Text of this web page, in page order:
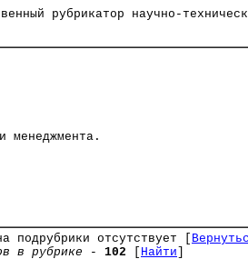
рубрикатор научно-
подрубрики отсутствует [
в рубрике - 102 Найти